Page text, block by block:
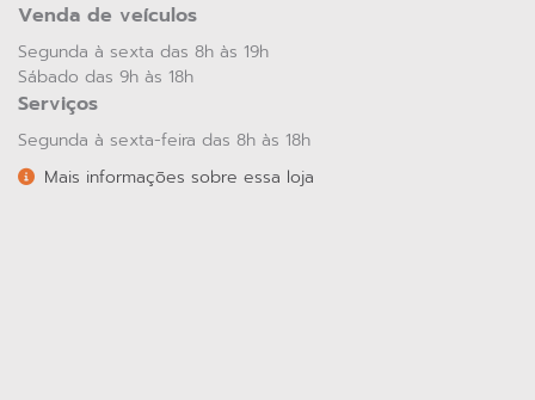
Venda de veículos
Segunda à sexta das 8h às 19h
Sábado das 9h às 18h
Serviços
Segunda à sexta-feira das 8h às 18h
Mais informações sobre essa loja